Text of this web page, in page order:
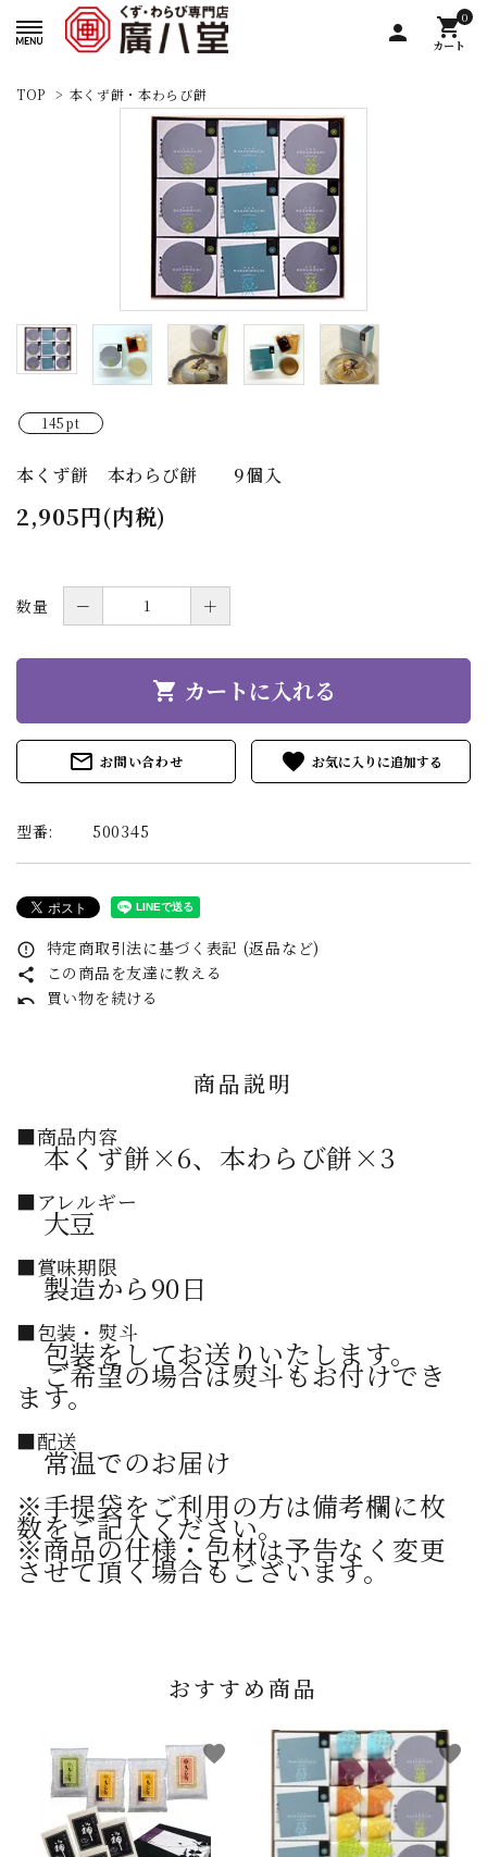
person
0
shopping_cart
カート
TOP > 本くず餅・本わらび餅
145pt
本くず餅 本わらび餅 9個入
2,905円(内税)
数量 － ＋
shopping_cart カートに入れる
mail_outline お問い合わせ favorite
型番: 500345
error_outline 特定商取引法に基づく表記 (返品など)
share この商品を友達に教える
undo 買い物を続ける
商品説明
■商品内容
本くず餅×6、本わらび餅×3
■アレルギー
大豆
■賞味期限
製造から90日
■包装・熨斗
包装をしてお送りいたします。
ご希望の場合は熨斗もお付けでき
ます。
■配送
常温でのお届け
※手提袋をご利用の方は備考欄に枚
数をご記入ください。
※商品の仕様・包材は予告なく変更
させて頂く場合もございます。
おすすめ商品
favorite favorite